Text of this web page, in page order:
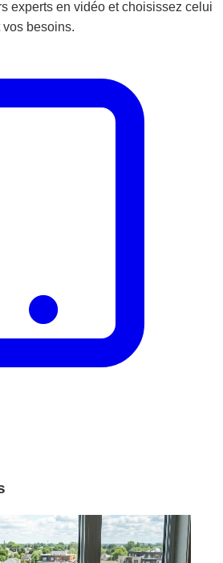
experts en vidéo et choisissez celui
besoins.